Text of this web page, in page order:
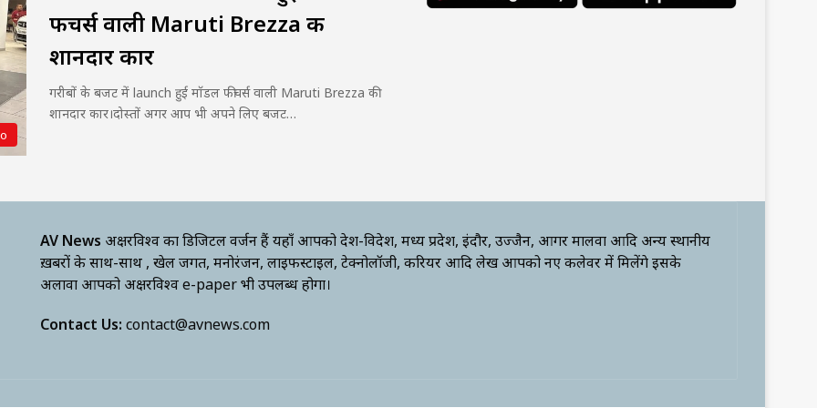
फीचर्स वाली Maruti Brezza की
शानदार कार
गरीबों के बजट में launch हुई मॉडल फीचर्स वाली Maruti Brezza की
शानदार कार।दोस्तों अगर आप भी अपने लिए बजट…
AV News अक्षरविश्व का डिजिटल वर्जन हैं यहाँ आपको देश-विदेश, मध्य प्रदेश, इंदौर, उज्जैन, आगर मालवा आदि अन्य स्थानीय
ख़बरों के साथ-साथ , खेल जगत, मनोरंजन, लाइफस्टाइल, टेक्नोलॉजी, करियर आदि लेख आपको नए कलेवर में मिलेंगे इसके
अलावा आपको अक्षरविश्व e-paper भी उपलब्ध होगा।
Contact Us: contact@avnews.com